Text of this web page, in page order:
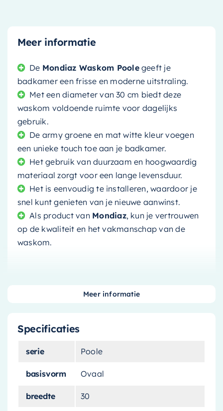
Meer informatie
De Mondiaz Waskom Poolegeeft je
badkamer een frisse en moderne uitstraling.
Met een diameter van 30 cm biedt deze
waskom voldoende ruimte voor dagelijks
gebruik.
De army groene en mat witte kleur voegen
een unieke touch toe aan je badkamer.
Het gebruik van duurzaam en hoogwaardig
materiaal zorgt voor een lange levensduur.
Het is eenvoudig te installeren, waardoor je
snel kunt genieten van je nieuwe aanwinst.
Als product van Mondiaz, kun je vertrouwen
op de kwaliteit en het vakmanschap van de
waskom.
keuze die stijl en praktisch gebruik combineert.
Deze waskom is ontworpen om een vleugje
met zijn strakke lijnen en unieke
Specificaties
serie Poole
basisvorm Ovaal
breedte 30
Meer informatie